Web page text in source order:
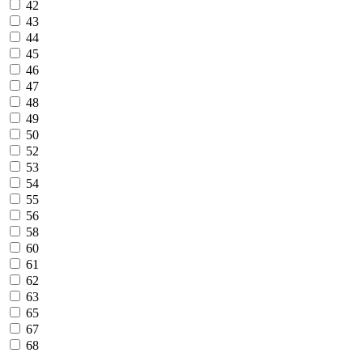
42
43
44
45
46
47
48
49
50
52
53
54
55
56
58
60
61
62
63
65
67
68